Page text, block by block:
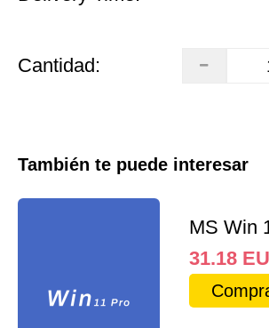
Cantidad:
También te puede interesar
MS Win
31.18